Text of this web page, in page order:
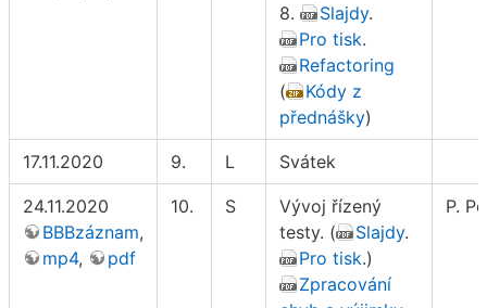
8.
Slajdy.
Pro tisk.
Refactoring
(
Kódy z
přednášky)
17.11.2020 9. L Svátek
24.11.2020
BBBzáznam,
mp4, pdf
10. S
Vývoj řízený
testy. (
Slajdy.
Pro tisk.)
Zpracování
P.